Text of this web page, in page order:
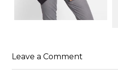
CEKINAMI CZARNY
Leave a Comment